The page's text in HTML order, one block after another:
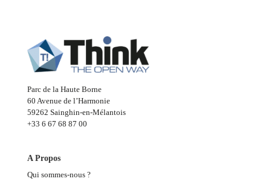
Parc de la Haute Borne
60 Avenue de l’Harmonie
59262 Sainghin-en-Mélantois
+33 6 67 68 87 00
A Propos
Qui sommes-nous ?